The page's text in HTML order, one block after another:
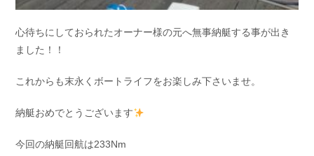
心待ちにしておられたオーナー様の元へ無事納艇する事が出き
ました！！
これからも末永くボートライフをお楽しみ下さいませ。
納艇おめでとうございます
今回の納艇回航は233Nm